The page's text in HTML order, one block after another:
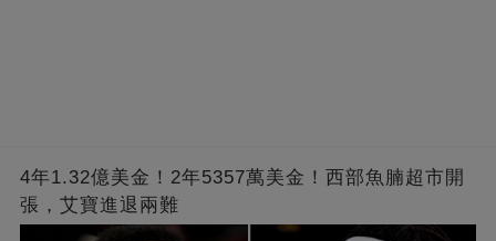
4年1.32億美金！2年5357萬美金！西部魚腩超市開
張，艾寶進退兩難